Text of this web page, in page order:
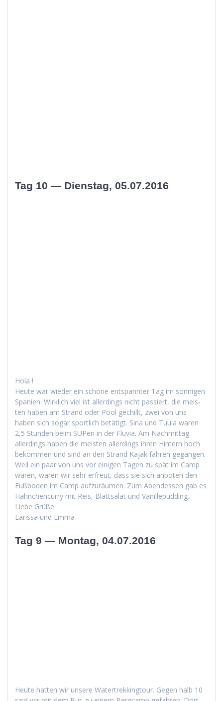
Tag 10 — Dienstag, 05.07.2016
Hola !
Heute war wieder ein schöne entspan­nter Tag im son­ni­gen
Spanien. Wirk­lich viel ist allerd­ings nicht passiert, die meis­
ten haben am Strand oder Pool gechillt, zwei von uns
haben sich sog­ar sportlich betätigt. Sina und Tuu­la waren
2,5 Stun­den beim SUPen in der Flu­via. Am Nach­mit­tag
allerd­ings haben die meis­ten allerd­ings ihren Hin­tern hoch
bekom­men und sind an den Strand Kajak fahren gegan­gen.
Weil ein paar von uns vor eini­gen Tagen zu spät im Camp
waren, waren wir sehr erfreut, dass sie sich anboten den
Fuß­bo­den im Camp aufzuräu­men. Zum Aben­dessen gab es
Häh­nchen­cur­ry mit Reis, Blattsalat und Vanillepudding.
Liebe Grüße
Laris­sa und Emma
Tag 9 — Montag, 04.07.2016
Heute hat­ten wir unsere Watertrekking­tour. Gegen halb 10